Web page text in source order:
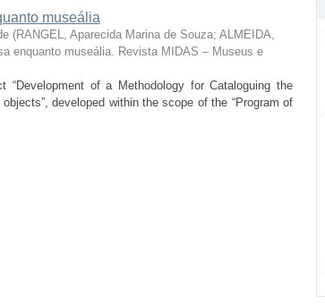
museália
(RANGEL, Aparecida Marina de Souza; ALMEIDA,
enquanto museália. Revista MIDAS – Museus e
of a Methodology for Cataloguing the
developed within the scope of the “Program of